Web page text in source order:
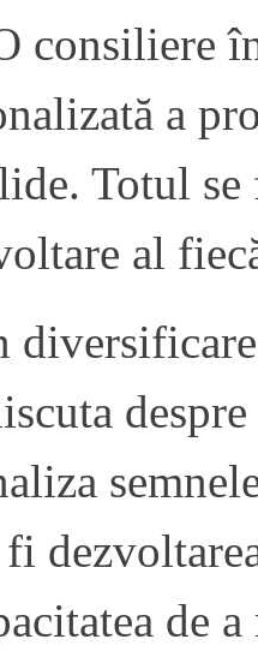
consiliere
a
Totul
al
fi
de